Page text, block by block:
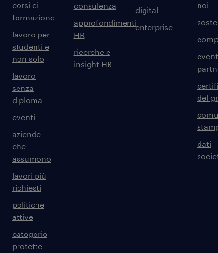
corsi di
formazione
lavoro per
studenti e
non solo
lavoro
senza
diploma
eventi
aziende
che
assumono
lavori più
richiesti
politiche
attive
categorie
protette
consulenza
approfondimenti
HR
ricerche e
insight HR
digital
enterprise
noi
del
dati